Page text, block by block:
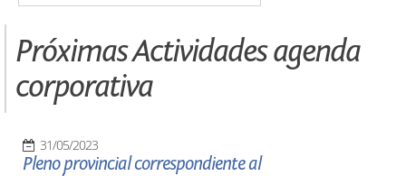
Próximas Actividades agenda
corporativa
31/05/2023
Pleno provincial correspondiente al